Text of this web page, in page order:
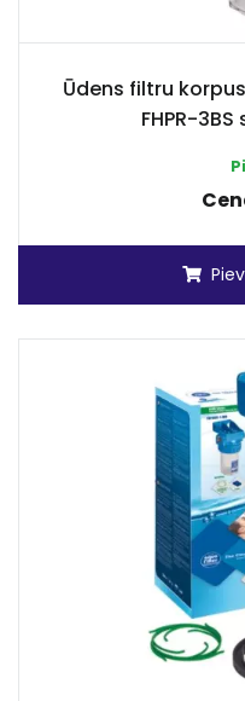
Ūdens filtru
FHPR-